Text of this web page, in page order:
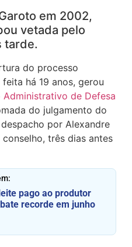
em 2002,
vetada pelo
tarde.
do processo
feita há 19 anos, gerou
Administrativo de Defesa
do julgamento do
por Alexandre
três dias antes
pago ao produtor
recorde em junho